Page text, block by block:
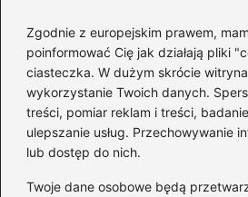
Zgodnie z europejskim prawem,
poinformować Cię jak działają pliki
ciasteczka. W dużym skrócie
wykorzystanie Twoich danych.
treści, pomiar reklam i treści,
ulepszanie usług. Przechowywanie
lub dostęp do nich.
Twoje dane osobowe będą
Do bagażu podręcznego
maksymalnie 1 litr płynów, a
może przekraczać 100 ml.
kosmetyki i napoje muszą
zgodnie z tymi zasadami,